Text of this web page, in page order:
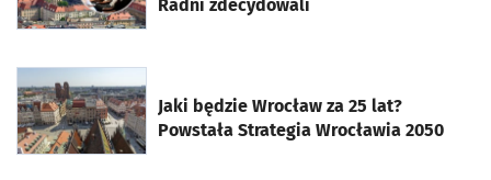
Radni zdecydowali
Jaki będzie Wrocław za 25 lat?
Powstała Strategia Wrocławia 2050
otworzy się w nowej karcie